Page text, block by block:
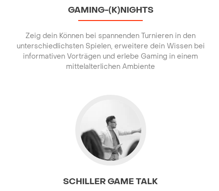
GAMING-(K)NIGHTS
Zeig dein Können bei spannenden Turnieren in den
unterschiedlichsten Spielen, erweitere dein Wissen bei
informativen Vorträgen und erlebe Gaming in einem
mittelalterlichen Ambiente
SCHILLER GAME TALK